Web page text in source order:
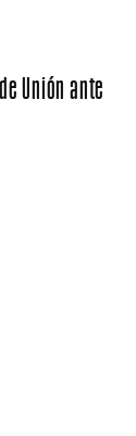
Unión ante